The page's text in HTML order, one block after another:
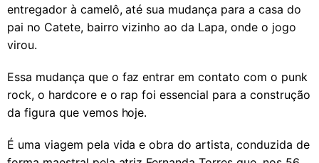
entregador à camelô, até sua mudança para a casa do
pai no Catete, bairro vizinho ao da Lapa, onde o jogo
virou.
Essa mudança que o faz entrar em contato com o punk
rock, o hardcore e o rap foi essencial para a construção
da figura que vemos hoje.
É uma viagem pela vida e obra do artista, conduzida de